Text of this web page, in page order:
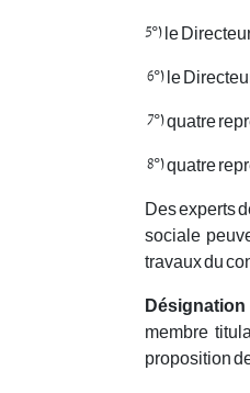
5°) le
6°) le
7°) quatre
8°) quatre
Des experts
sociale
travaux du
membre
proposition